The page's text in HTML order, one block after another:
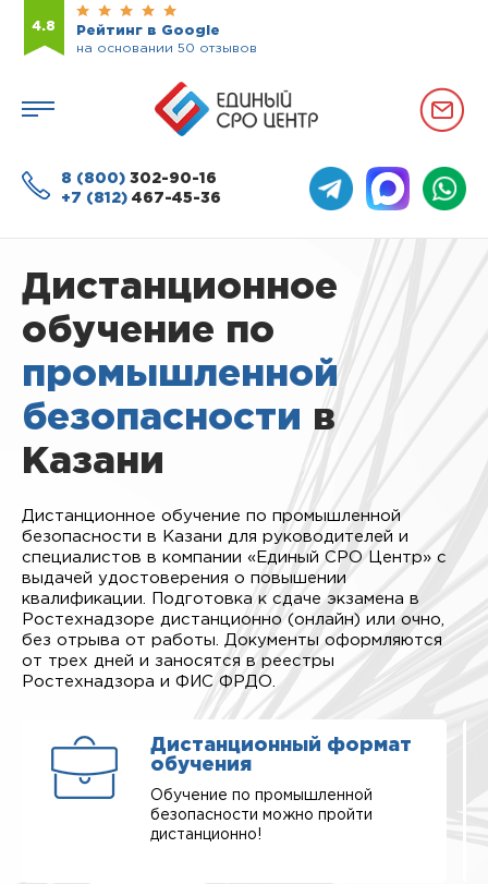
4.8
Рейтинг в Google
на основании 50 отзывов
8 (800) 302-90-16
+7 (812) 467-45-36
Дистанционное
обучение по
промышленной
безопасности в
Казани
Дистанционное обучение по промышленной
безопасности в Казани для руководителей и
специалистов в компании «Единый СРО Центр» с
выдачей удостоверения о повышении
квалификации. Подготовка к сдаче экзамена в
Ростехнадзоре дистанционно (онлайн) или очно,
без отрыва от работы. Документы оформляются
от трех дней и заносятся в реестры
Ростехнадзора и ФИС ФРДО.
Дистанционный формат
обучения
Обучение по промышленной
безопасности можно пройти
дистанционно!